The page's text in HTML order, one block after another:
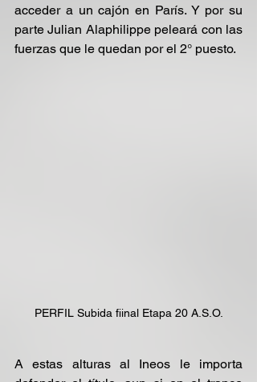
acceder a un cajón en París. Y por su
parte Julian Alaphilippe peleará con las
fuerzas que le quedan por el 2° puesto.
PERFIL Subida fiinal Etapa 20 A.S.O.
A estas alturas al Ineos le importa